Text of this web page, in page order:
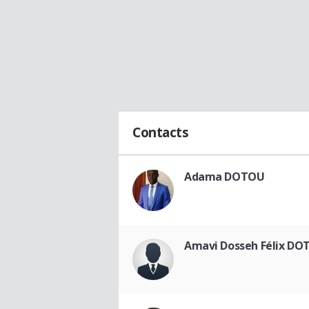
Contacts
Adama DOTOU
Amavi Dosseh Félix